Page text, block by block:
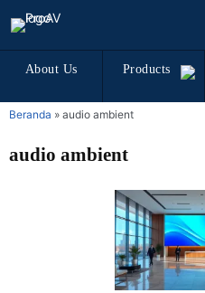
About Us Products
Beranda » audio ambient
audio ambient